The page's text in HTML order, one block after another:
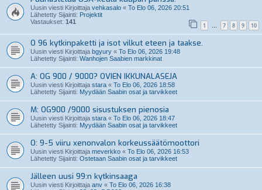
Uusin viesti Kirjoittaja vehkasalo « To Elo 06, 2026 20:51
Lähetetty Sijainti: Projektit
Vastaukset: 141 1 … 7 8 9 10
O 96 kytkinpaketti ja isot vilkut eteen ja taakse.
Uusin viesti Kirjoittaja bgyury « To Elo 06, 2026 19:48
Lähetetty Sijainti: Wanhojen Saabien markkinat
A: OG 900 / 9000? OVIEN IKKUNALASEJA
Uusin viesti Kirjoittaja stara « To Elo 06, 2026 18:58
Lähetetty Sijainti: Myydään Saabin osat ja tarvikkeet
M: OG900 /9000 sisustuksen pienosia
Uusin viesti Kirjoittaja stara « To Elo 06, 2026 18:47
Lähetetty Sijainti: Myydään Saabin osat ja tarvikkeet
O: 9-5 viiru xenonvalon korkeussäätömoottori
Uusin viesti Kirjoittaja meverkko « To Elo 06, 2026 16:53
Lähetetty Sijainti: Ostetaan Saabin osat ja tarvikkeet
Jälleen uusi 99:n kytkinsaaga
Uusin viesti Kirjoittaja anv « To Elo 06, 2026 16:38